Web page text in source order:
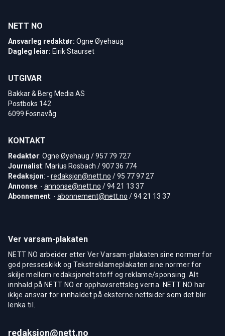
NETT NO
Ansvarleg redaktør: Ogne Øyehaug
Dagleg leiar: Eirik Staurset
UTGIVAR
Bakkar & Berg Media AS
Postboks 142
6099 Fosnavåg
KONTAKT
Redaktør: Ogne Øyehaug / 957 79 727
Journalist: Marius Rosbach / 907 36 774
Redaksjon: - redaksjon@nett.no / 95 77 97 27
Annonse: - annonse@nett.no / 94 21 13 37
Abonnement: - abonnement@nett.no / 94 21 13 37
Ver varsam-plakaten
NETT NO arbeider etter Ver Varsam-plakaten sine normer for
god presseskikk og Tekstreklameplakaten sine normer for
skilje mellom redaksjonelt stoff og reklame/sponsing. Alt
innhald på NETT NO er opphavsrettsleg verna. NETT NO har
ikkje ansvar for innhaldet på eksterne nettsider som det blir
lenka til.
redaksjon@nett.no